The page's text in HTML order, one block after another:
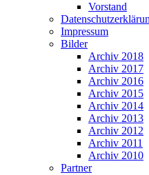
Vorstand
Impressum
Bilder
Archiv 2018
Archiv 2017
Archiv 2016
Archiv 2015
Archiv 2014
Archiv 2013
Archiv 2012
Archiv 2011
Archiv 2010
Partner